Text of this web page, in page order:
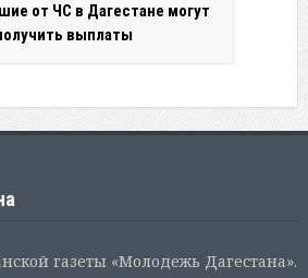
от ЧС в Дагестане могут
выплаты
газеты «Молодежь Дагестана».